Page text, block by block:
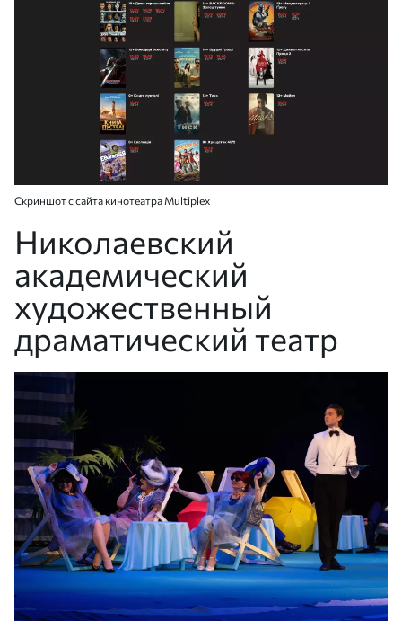
Скриншот с сайта кинотеатра Multiplex
Николаевский
академический
художественный
драматический театр